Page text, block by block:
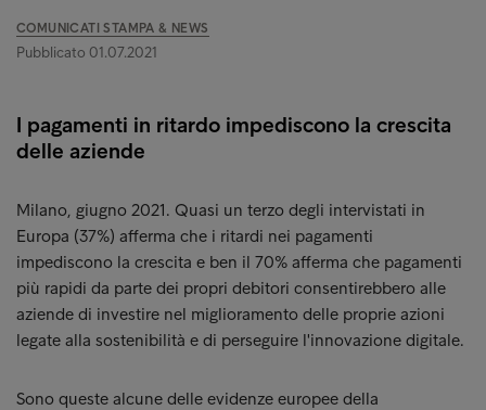
COMUNICATI STAMPA & NEWS
Pubblicato 01.07.2021
I pagamenti in ritardo impediscono la crescita
delle aziende
Milano, giugno 2021. Quasi un terzo degli intervistati in
Europa (37%) afferma che i ritardi nei pagamenti
impediscono la crescita e ben il 70% afferma che pagamenti
più rapidi da parte dei propri debitori consentirebbero alle
aziende di investire nel miglioramento delle proprie azioni
legate alla sostenibilità e di perseguire l'innovazione digitale.
Sono queste alcune delle evidenze europee della